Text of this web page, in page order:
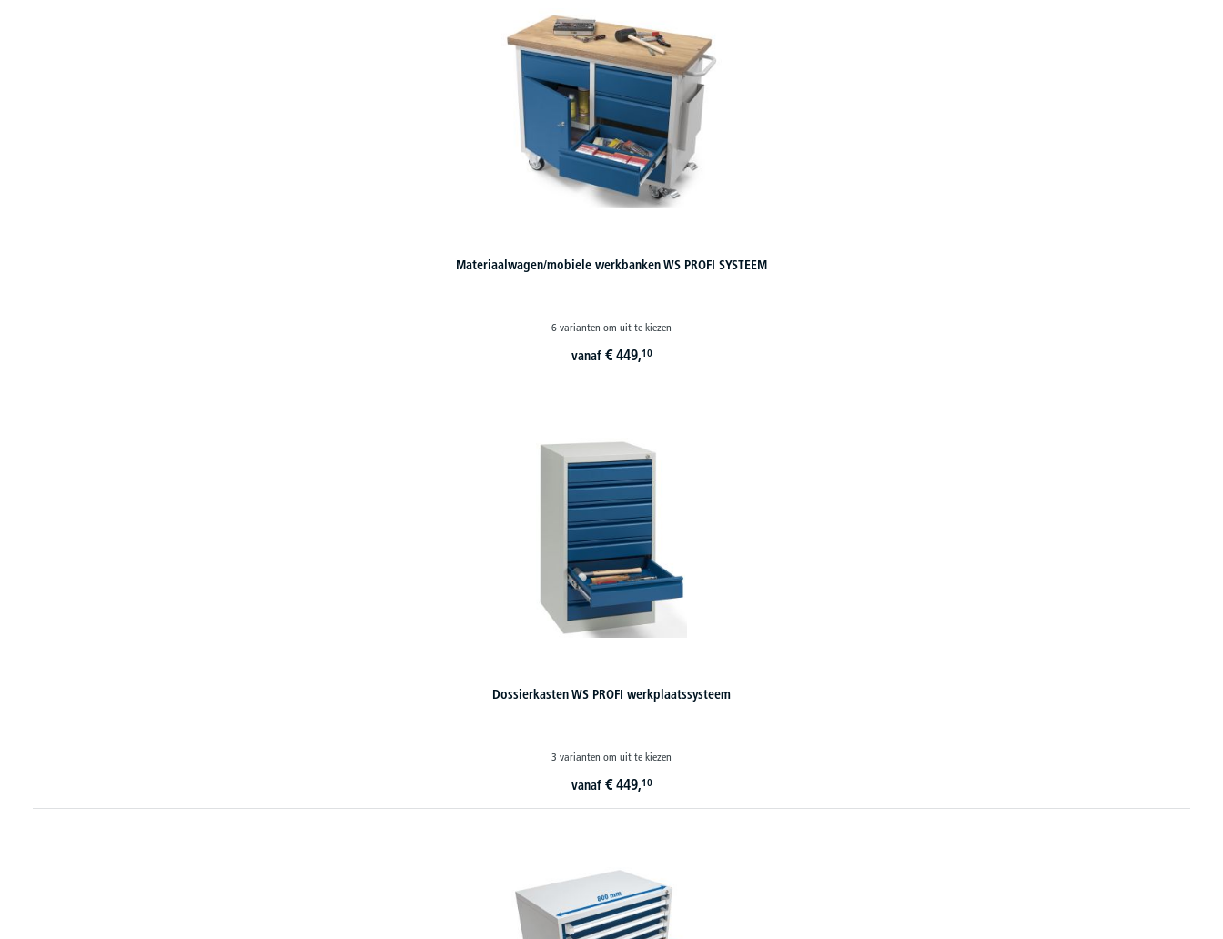
Materiaalwagen/mobiele werkbanken WS PROFI SYSTEEM
6 varianten om uit te kiezen
vanaf € 449,10
Dossierkasten WS PROFI werkplaatssysteem
3 varianten om uit te kiezen
vanaf € 449,10